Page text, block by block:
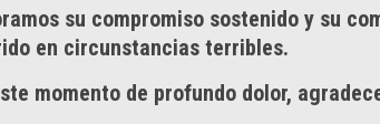
su compromiso sostenido y su
en circunstancias terribles.
momento de profundo dolor,